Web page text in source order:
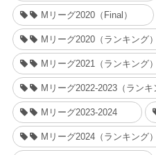
Mリーグ2020（Final）
Mリーグ2020（ランキング）
Mリーグ2021（ランキング）
Mリーグ2022-2023（ランキ
Mリーグ2023-2024
Mリーグ2024（ランキング）